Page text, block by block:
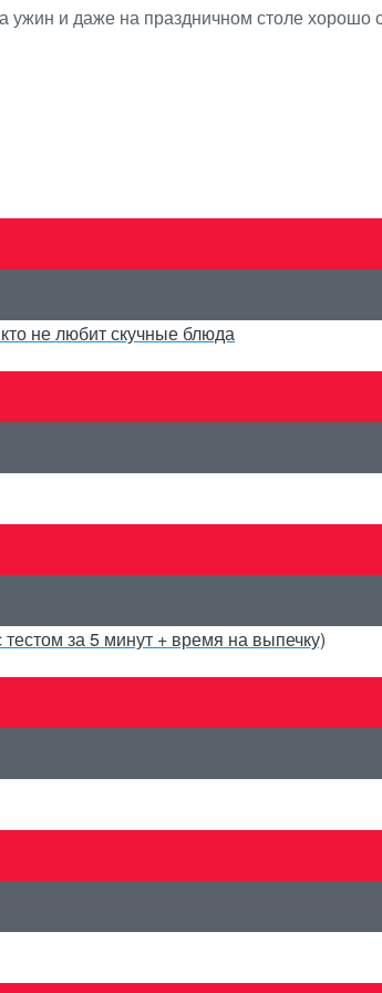
и даже на праздничном столе хорошо
не любит скучные блюда
за 5 минут + время на выпечку)